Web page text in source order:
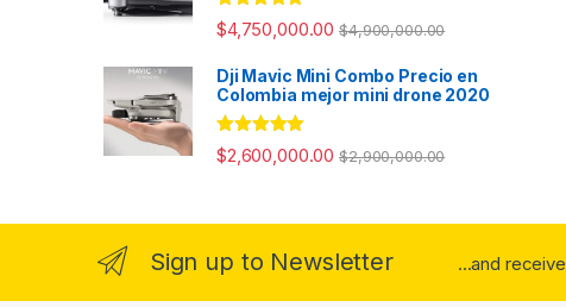
Valorado con
5.00de 5
$4,750,000.00 $4,900,000.00
Dji Mavic Mini Combo Precio en
Colombia mejor mini drone 2020
Valorado con
5.00de 5
$2,600,000.00 $2,900,000.00
Sign up to Newsletter ...and receive